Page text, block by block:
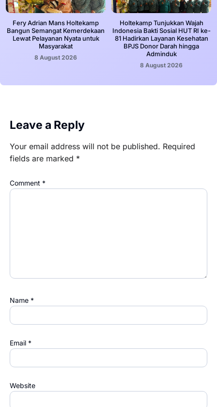
Fery Adrian Mans Holtekamp
Bangun Semangat Kemerdekaan
Lewat Pelayanan Nyata untuk
Masyarakat
8 August 2026
Holtekamp Tunjukkan Wajah
Indonesia Bakti Sosial HUT RI ke-
81 Hadirkan Layanan Kesehatan
BPJS Donor Darah hingga
Adminduk
8 August 2026
Leave a Reply
Your email address will not be published. Required
fields are marked *
Comment *
Name *
Email *
Website